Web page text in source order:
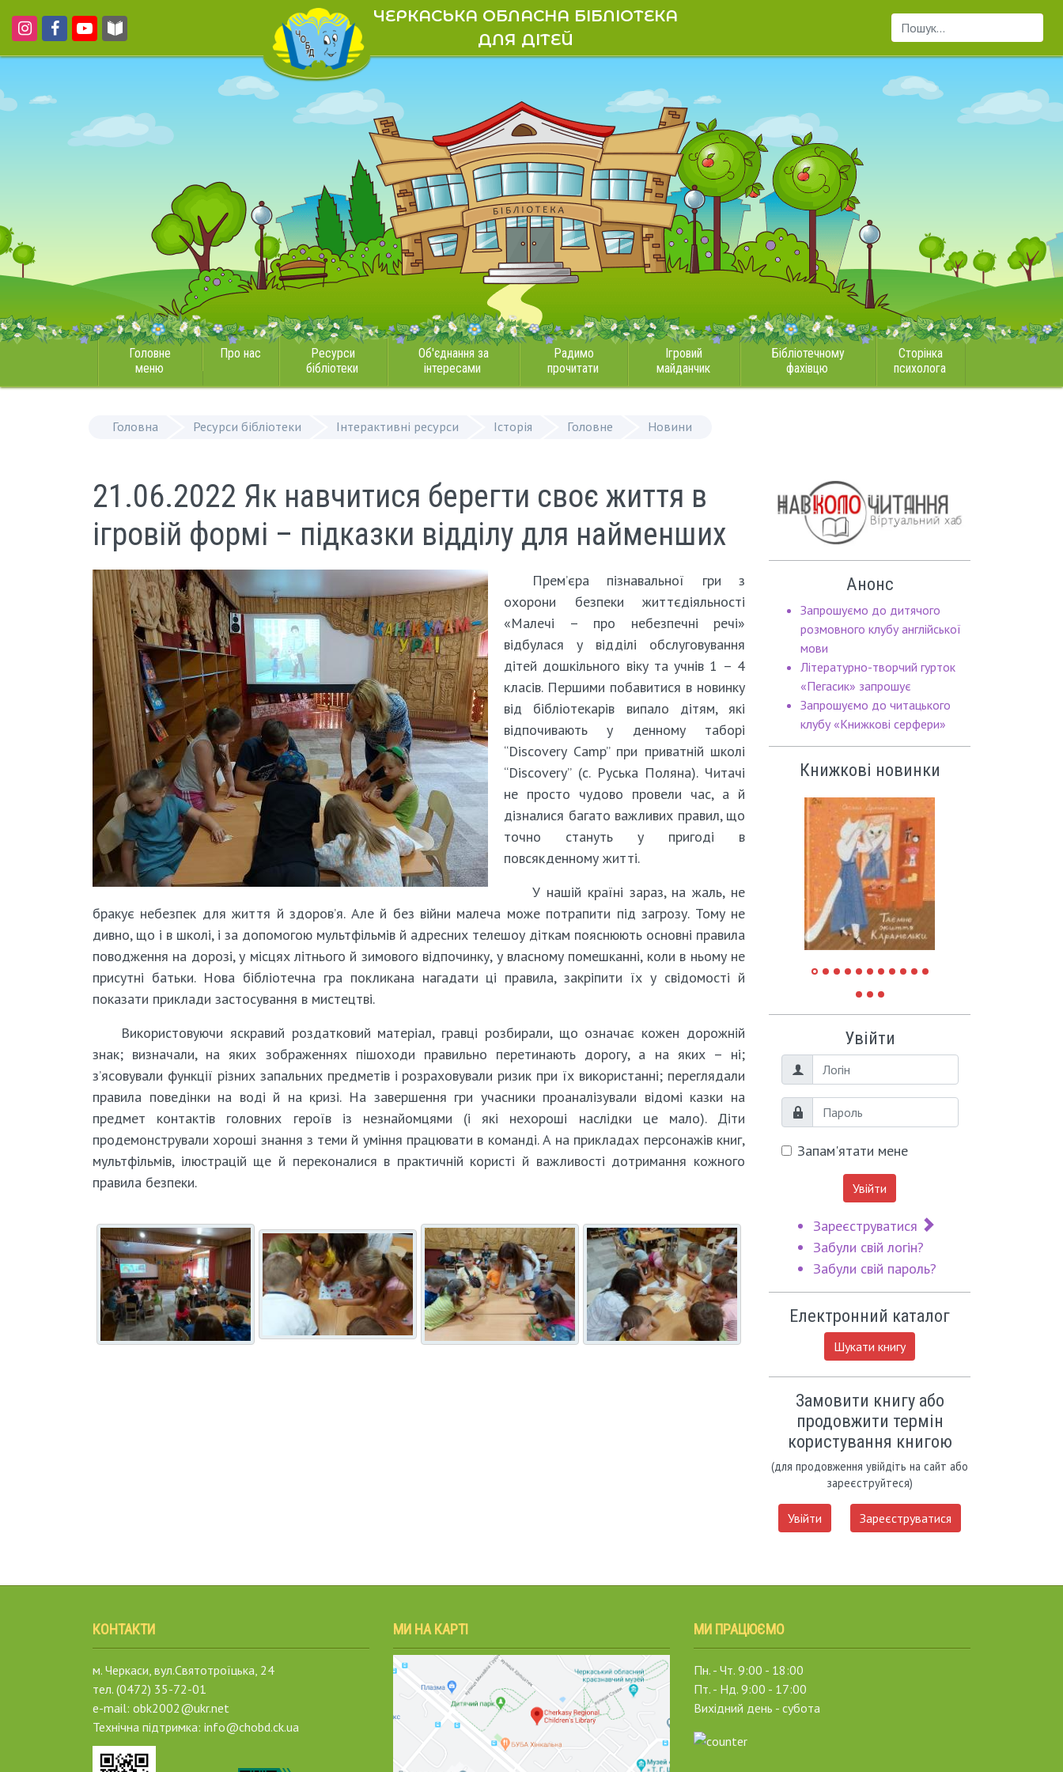
ЧЕРКАСЬКА ОБЛАСНА БІБЛІОТЕКА
ДЛЯ ДІТЕЙ
Пошук...
Головне
меню
Про нас
Ресурси
бібліотеки
Об'єднання за
інтересами
Радимо
прочитати
Ігровий
майданчик
Бібліотечному
фахівцю
Сторінка
психолога
Головна Ресурси бібліотеки Інтерактивні ресурси Історія Головне Новини
21.06.2022 Як навчитися берегти своє життя в
ігровій формі – підказки відділу для найменших
Прем’єра пізнавальної гри з
охорони безпеки життєдіяльності
«Малечі – про небезпечні речі»
відбулася у відділі обслуговування
дітей дошкільного віку та учнів 1 – 4
класів. Першими побавитися в новинку
від бібліотекарів випало дітям, які
відпочивають у денному таборі
“Discovery Camp” при приватній школі
“Discovery” (c. Руська Поляна). Читачі
не просто чудово провели час, а й
дізналися багато важливих правил, що
точно стануть у пригоді в
повсякденному житті.
У нашій країні зараз, на жаль, не
бракує небезпек для життя й здоров’я. Але й без війни малеча може потрапити під загрозу. Тому не
дивно, що і в школі, і за допомогою мультфільмів й адресних телешоу діткам пояснюють основні правила
поводження на дорозі, у місцях літнього й зимового відпочинку, у власному помешканні, коли в ньому не
присутні батьки. Нова бібліотечна гра покликана нагадати ці правила, закріпити їх у свідомості й
показати приклади застосування в мистецтві.
Використовуючи яскравий роздатковий матеріал, гравці розбирали, що означає кожен дорожній
знак; визначали, на яких зображеннях пішоходи правильно перетинають дорогу, а на яких – ні;
з’ясовували функції різних запальних предметів і розраховували ризик при їх використанні; переглядали
правила поведінки на воді й на кризі. На завершення гри учасники проаналізували відомі казки на
предмет контактів головних героїв із незнайомцями (і які нехороші наслідки це мало). Діти
продемонстрували хороші знання з теми й уміння працювати в команді. А на прикладах персонажів книг,
мультфільмів, ілюстрацій ще й переконалися в практичній користі й важливості дотримання кожного
правила безпеки.
Анонс
Запрошуємо до дитячого
розмовного клубу англійської
мови
Літературно-творчий гурток
«Пегасик» запрошує
Запрошуємо до читацького
клубу «Книжкові серфери»
Книжкові новинки
Увійти
Логін
Пароль
Запам'ятати мене
Увійти
Зареєструватися
Забули свій логін?
Забули свій пароль?
Електронний каталог
Шукати книгу
Замовити книгу або
продовжити термін
користування книгою
(для продовження увійдіть на сайт або
зареєструйтеся)
Увійти Зареєструватися
КОНТАКТИ
м. Черкаси, вул.Святотроїцька, 24
тел. (0472) 35-72-01
e-mail: obk2002@ukr.net
Технічна підтримка: info@chobd.ck.ua
МИ НА КАРТІ МИ ПРАЦЮЄМО
Пн. - Чт. 9:00 - 18:00
Пт. - Нд. 9:00 - 17:00
Вихідний день - субота